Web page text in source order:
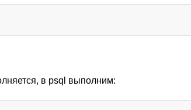
в psql выполним: